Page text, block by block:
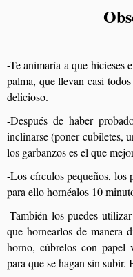
-Te animaría a que hicieses
palma, que llevan casi
delicioso.
-Después de haber
inclinarse (poner cubiletes,
los garbanzos es el que
-Los círculos pequeños, los
para ello hornéalos 10
-También los puedes
que hornearlos de manera
horno, cúbrelos con papel
para que se hagan sin subir.